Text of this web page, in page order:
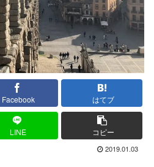
Facebook はてブ
LINE コピー
2019.01.03